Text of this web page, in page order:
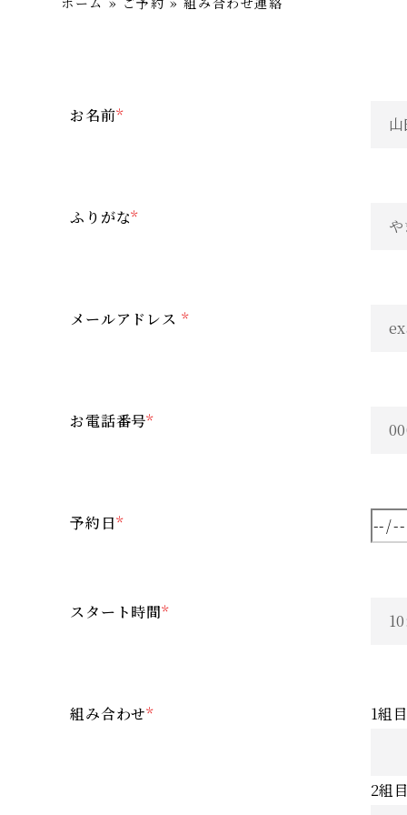
お名前*
ふりがな*
メールアドレス *
お電話番号*
予約日*
スタート時間*
組み合わせ* 1組
2組